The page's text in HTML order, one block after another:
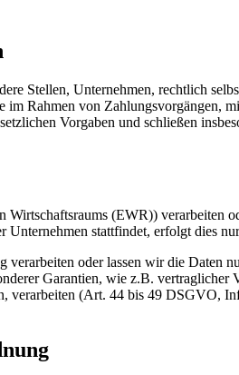
Stellen, Unternehmen, rechtlich
Rahmen von Zahlungsvorgängen,
Vorgaben und schließen
(EWR)) verarbeiten
stattfindet, erfolgt dies
oder lassen wir die Daten
Garantien, wie z.B.
verarbeiten (Art. 44 bis 49 DSGVO,